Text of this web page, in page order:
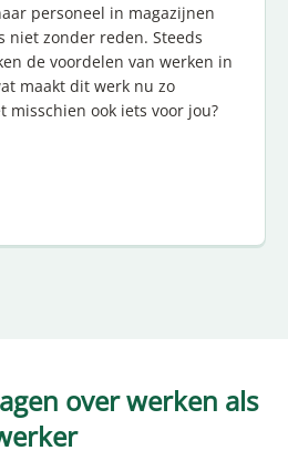
personeel in magazijnen
niet zonder reden. Steeds
de voordelen van werken in
maakt dit werk nu zo
misschien ook iets voor jou?
over werken als